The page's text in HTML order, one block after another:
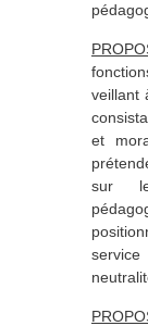
veillant
et
sur
service